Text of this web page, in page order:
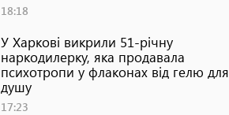
18:18
У Харкові викрили 51-річну
наркодилерку, яка продавала
психотропи у флаконах від гелю для
душу
17:23